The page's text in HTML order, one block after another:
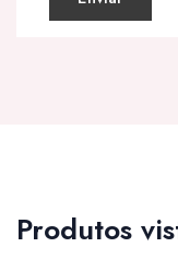
Produtos